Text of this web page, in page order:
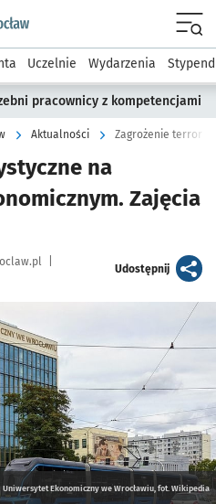
podserwis: Akademicki
Uczelnie Wydarzenia
pracownicy z kompetencjami
Aktualności
na
Zajęcia
Udostępnijartykuł
Uniwersytet Ekonomiczny we Wrocławiu, fot. Wikipedia